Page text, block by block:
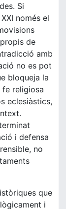
Si
només el
de
amb
no es pot
bloqueja la
fe religiosa
eclesiàstics,
i defensa
no
que
i